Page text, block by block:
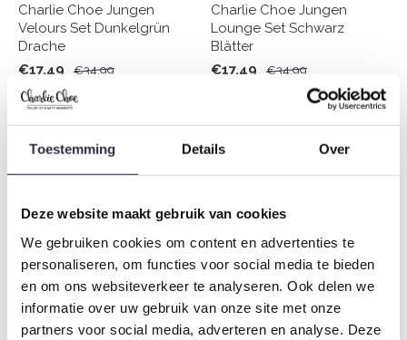
Toestemming Details Over
Deze website maakt gebruik van cookies
We gebruiken cookies om content en advertenties te
personaliseren, om functies voor social media te bieden
en om ons websiteverkeer te analyseren. Ook delen we
informatie over uw gebruik van onze site met onze
partners voor social media, adverteren en analyse. Deze
Charlie Choe Jungen
Velours Set Dunkelgrün
Drache
€17,49
€34,99
Charlie Choe Jungen
Lounge Set Schwarz
Blätter
€17,49
€34,99
-50%
Charlie Choe Jungen
Pyjama Set Hellblau Navy
-50%
Charlie Choe Jungen
Pyjama Set Navy Off White